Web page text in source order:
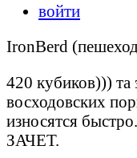
войти
IronBerd
420 кубиков))) та
восходовских
износятся
ЗАЧЕТ.